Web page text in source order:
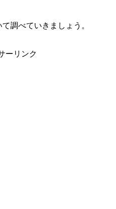
調べていきましょう。
ーリンク